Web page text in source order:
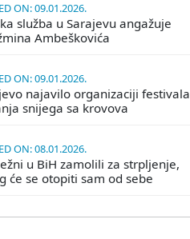
ON: 09.01.2026.
služba u Sarajevu angažuje
Ambeškovića
ON: 09.01.2026.
najavilo organizaciji festivala
snijega sa krovova
ON: 08.01.2026.
u BiH zamolili za strpljenje,
će se otopiti sam od sebe